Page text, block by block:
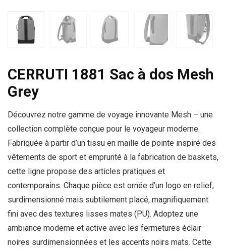
CERRUTI 1881 Sac à dos Mesh
Grey
Découvrez notre gamme de voyage innovante Mesh – une
collection complète conçue pour le voyageur moderne.
Fabriquée à partir d’un tissu en maille de pointe inspiré des
vêtements de sport et emprunté à la fabrication de baskets,
cette ligne propose des articles pratiques et
contemporains. Chaque pièce est ornée d’un logo en relief,
surdimensionné mais subtilement placé, magnifiquement
fini avec des textures lisses mates (PU). Adoptez une
ambiance moderne et active avec les fermetures éclair
noires surdimensionnées et les accents noirs mats. Cette